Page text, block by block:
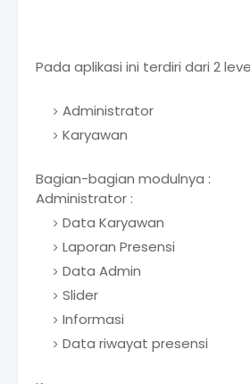
Pada aplikasi ini terdiri dari 2
Administrator
Karyawan
Bagian-bagian modulnya :
Administrator :
Data Karyawan
Laporan Presensi
Data Admin
Slider
Informasi
Data riwayat presensi